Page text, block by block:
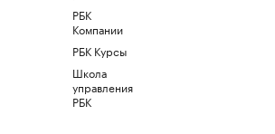
РБК
Компании
РБК Курсы
Школа
управления
РБК